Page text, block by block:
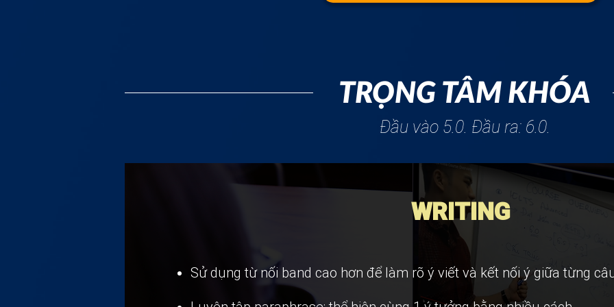
TRỌNG TÂM KHÓA
Đầu vào 5.0. Đầu ra: 6.0.
WRITING
Sử dụng từ nối band cao hơn để làm rõ ý viết và kết nối ý giữa từng